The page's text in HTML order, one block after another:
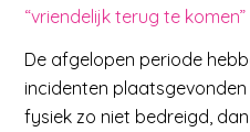
“vriendelijk terug te komen”
De afgelopen periode
incidenten
fysiek zo niet bedreigd,